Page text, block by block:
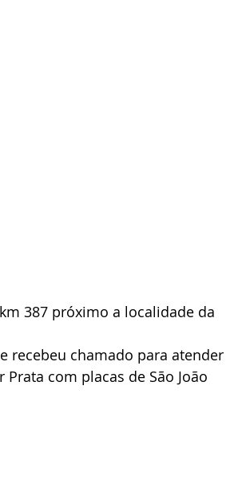
387 próximo a localidade da
recebeu chamado para atender
com placas de São João